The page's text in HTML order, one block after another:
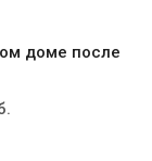
доме после